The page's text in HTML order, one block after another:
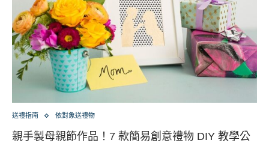
送禮指南 依對象送禮物
親手製母親節作品！7 款簡易創意禮物 DIY 教學公